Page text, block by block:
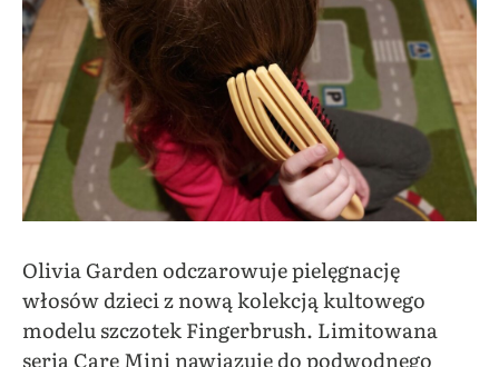
Olivia Garden odczarowuje pielęgnację
włosów dzieci z nową kolekcją kultowego
modelu szczotek Fingerbrush. Limitowana
seria Care Mini nawiązuje do podwodnego